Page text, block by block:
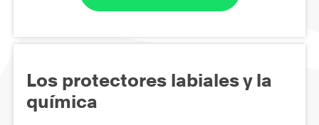
Los protectores labiales y la
química